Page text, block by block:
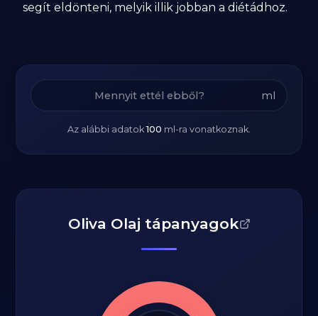
segít eldönteni, melyik illik jobban a diétádhoz.
ml
Az alábbi adatok100 ml -ra vonatkoznak.
Oliva Olaj tápanyagok